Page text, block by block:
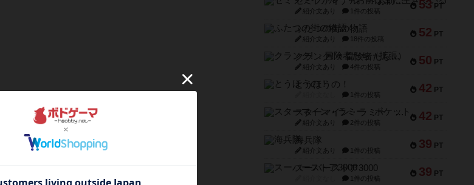
53 PT
紹介文あり 1件の投稿
52 PT
ふたつの街の物語
紹介文あり 18件の投稿
50 PT
クランク! ：冒険者たち（拡張）
紹介文あり 4件の投稿
42 PT
とうほうの！
1件の投稿
42 PT
スターマイン・ラミー ポケット
紹介文あり 2件の投稿
39 PT
海兵隊
紹介文あり 1件の投稿
39 PT
スーパーストア3000
1件の投稿